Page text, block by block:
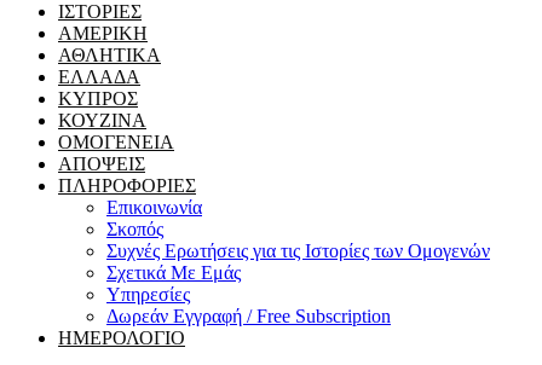
ΙΣΤΟΡΙΕΣ
ΑΜΕΡΙΚΗ
ΑΘΛΗΤΙΚΑ
ΕΛΛΑΔΑ
ΚΥΠΡΟΣ
ΚΟΥΖΙΝΑ
ΟΜΟΓΕΝΕΙΑ
ΑΠΟΨΕΙΣ
ΠΛΗΡΟΦΟΡΙΕΣ
Επικοινωνία
Σκοπός
Συχνές Ερωτήσεις για τις Ιστορίες των Ομογενών
Σχετικά Με Εμάς
Υπηρεσίες
Δωρεάν Εγγραφή / Free Subscription
ΗΜΕΡΟΛΟΓΙΟ